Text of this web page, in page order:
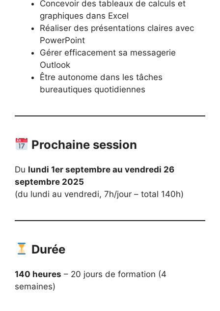
Concevoir des tableaux de calculs et
graphiques dans Excel
Réaliser des présentations claires avec
PowerPoint
Gérer efficacement sa messagerie
Outlook
Être autonome dans les tâches
bureautiques quotidiennes
Prochaine session
Du lundi 1er septembre au vendredi 26
septembre 2025
(du lundi au vendredi, 7h/jour – total 140h)
Durée
140 heures – 20 jours de formation (4
semaines)